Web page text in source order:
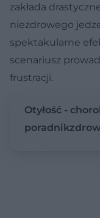
zakłada
niezdrowego
spektakularne
scenariusz
frustracji.
Otyłość -